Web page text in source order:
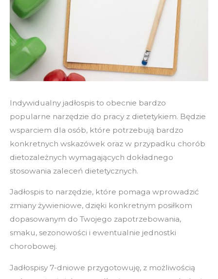
Indywidualny jadłospis to obecnie bardzo
popularne narzędzie do pracy z dietetykiem. Będzie
wsparciem dla osób, które potrzebują bardzo
konkretnych wskazówek oraz w przypadku chorób
dietozależnych wymagających dokładnego
stosowania zaleceń dietetycznych.
Jadłospis to narzędzie, które pomaga wprowadzić
zmiany żywieniowe, dzięki konkretnym posiłkom
dopasowanym do Twojego zapotrzebowania,
smaku, sezonowości i ewentualnie jednostki
chorobowej.
Jadłospisy 7-dniowe przygotowuję, z możliwością